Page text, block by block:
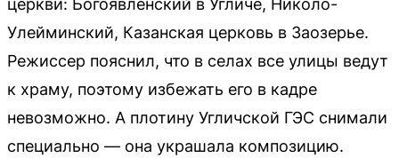
церкви: Богоявленский в Угличе, Николо-
Улейминский, Казанская церковь в Заозерье.
Режиссер пояснил, что в селах все улицы ведут
к храму, поэтому избежать его в кадре
невозможно. А плотину Угличской ГЭС снимали
специально — она украшала композицию.